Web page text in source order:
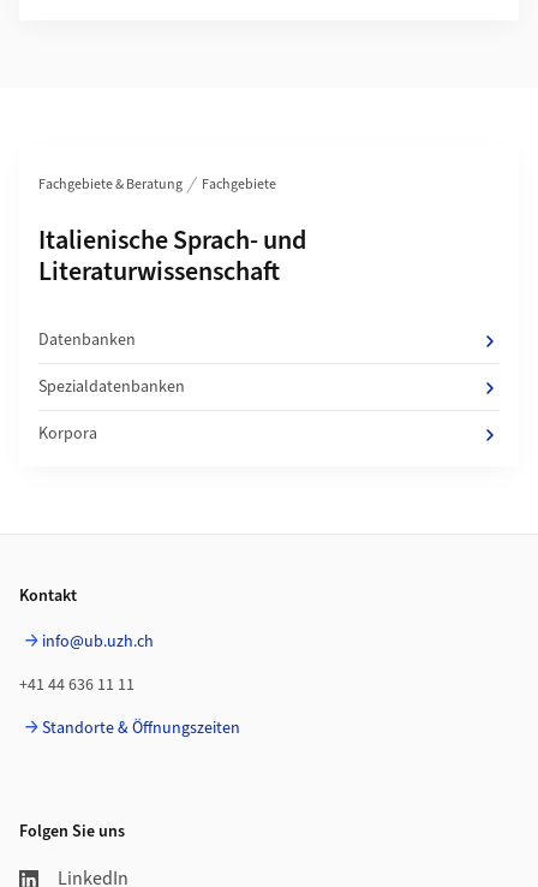
Fachgebiete & Beratung Fachgebiete
Unterseiten von
Italienische Sprach- und
Literaturwissenschaft
Datenbanken
Spezialdatenbanken
Korpora
Kontakt
info@ub.uzh.ch
+41 44 636 11 11
Standorte & Öffnungszeiten
Folgen Sie uns
LinkedIn